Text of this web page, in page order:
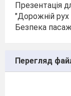
Презентація
"Дорожній рух
Безпека
Перегляд